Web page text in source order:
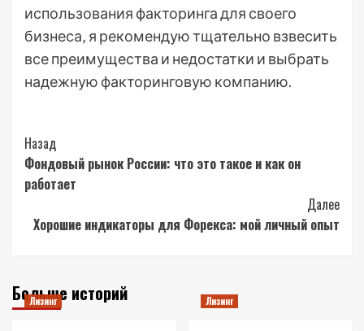
использования факторинга для своего
бизнеса‚ я рекомендую тщательно взвесить
все преимущества и недостатки и выбрать
надежную факторинговую компанию.
Post
Navigation
Назад
Фондовый рынок России: что это такое и как он
работает
Далее
Хорошие индикаторы для Форекса: мой личный опыт
Больше историй
Лизинг Лизинг